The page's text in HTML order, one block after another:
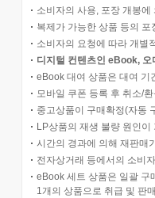
소비자의 사용, 포장 개봉
복제가 가능한 상품 등의
소비자의 요청에 따라 개별
디지털 컨텐츠인 eBook,
eBook 대여 상품은 대여 기
모바일 쿠폰 등록 후 취소/
중고상품이 구매확정(자동
LP상품의 재생 불량 원인
시간의 경과에 의해 재판매
전자상거래 등에서의 소비
eBook 세트 상품은 일괄 구
1개의 상품으로 취급 및 판